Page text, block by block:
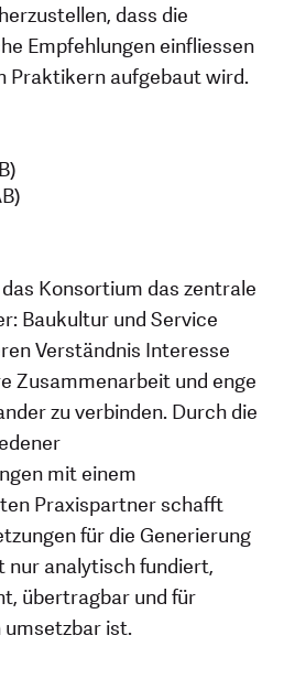
dass die
Empfehlungen einfliessen
Praktikern aufgebaut wird.
Konsortium das zentrale
Baukultur und Service
Verständnis Interesse
Zusammenarbeit und enge
zu verbinden. Durch die
mit einem
Praxispartner schafft
für die Generierung
nur analytisch fundiert,
übertragbar und für
umsetzbar ist.